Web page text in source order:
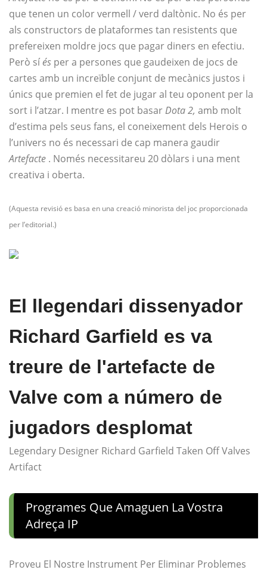
que tenen un color vermell / verd daltònic. No és per
als constructors de plataformes tan resistents que
prefereixen moldre jocs que pagar diners en efectiu.
Però síés per a persones que gaudeixen de jocs de
cartes amb un increïble conjunt de mecànics justos i
únics que premien el fet de jugar al teu oponent per la
sort i l’atzar. I mentre es pot basarDota 2, amb molt
d’estima pels seus fans, el coneixement dels Herois o
l’univers no és necessari de cap manera gaudir
Artefacte . Només necessitareu 20 dòlars i una ment
creativa i oberta.
(Aquesta revisió es basa en una creació minorista del joc proporcionada
per l’editorial.)
El llegendari dissenyador
Richard Garfield es va
treure de l'artefacte de
Valve com a número de
jugadors desplomat
Legendary Designer Richard Garfield Taken Off Valves
Artifact
Programes Que Amaguen La Vostra
Adreça IP
Proveu El Nostre Instrument Per Eliminar Problemes